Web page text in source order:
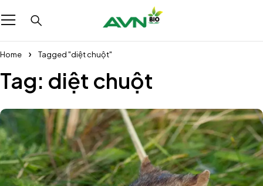
Home Tagged "diệt chuột"
Tag: diệt chuột